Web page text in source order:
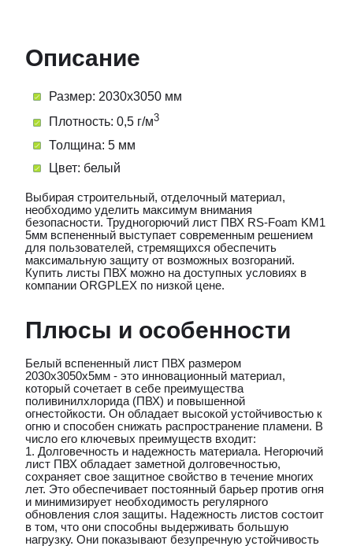
Описание
Размер: 2030х3050 мм
Плотность: 0,5 г/м3
Толщина: 5 мм
Цвет: белый
Выбирая строительный, отделочный материал,
необходимо уделить максимум внимания
безопасности. Трудногорючий лист ПВХ RS-Foam KM1
5мм вспененный выступает современным решением
для пользователей, стремящихся обеспечить
максимальную защиту от возможных возгораний.
Купить листы ПВХ можно на доступных условиях в
компании ORGPLEX по низкой цене.
Плюсы и особенности
Белый вспененный лист ПВХ размером
2030х3050х5мм - это инновационный материал,
который сочетает в себе преимущества
поливинилхлорида (ПВХ) и повышенной
огнестойкости. Он обладает высокой устойчивостью к
огню и способен снижать распространение пламени. В
число его ключевых преимуществ входит:
1. Долговечность и надежность материала. Негорючий
лист ПВХ обладает заметной долговечностью,
сохраняет свое защитное свойство в течение многих
лет. Это обеспечивает постоянный барьер против огня
и минимизирует необходимость регулярного
обновления слоя защиты. Надежность листов состоит
в том, что они способны выдерживать большую
нагрузку. Они показывают безупречную устойчивость